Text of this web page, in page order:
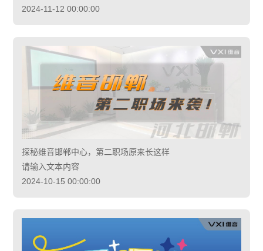
2024-11-12 00:00:00
探秘维音邯郸中心，第二职场原来长这样
请输入文本内容
2024-10-15 00:00:00